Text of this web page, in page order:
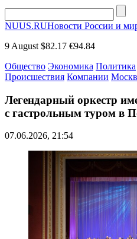
NUUS.RUНовости России и
9 August $82.17 €94.84
Общество Экономика Политика
Происшествия Компании
Легендарный оркестр
с гастрольным туром в
07.06.2026, 21:54